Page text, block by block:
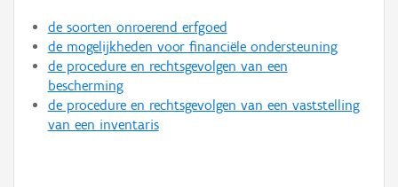
de soorten onroerend erfgoed
de mogelijkheden voor financiële ondersteuning
de procedure en rechtsgevolgen van een
bescherming
de procedure en rechtsgevolgen van een vaststelling
van een inventaris